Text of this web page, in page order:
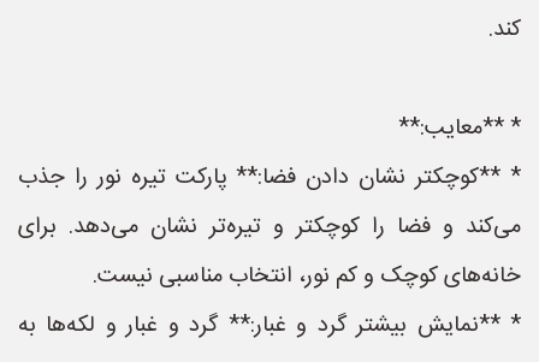
کند.
* **معایب:**
* **کوچکتر نشان دادن فضا:** پارکت تیره نور را جذب
می‌کند و فضا را کوچکتر و تیره‌تر نشان می‌دهد. برای
خانه‌های کوچک و کم نور، انتخاب مناسبی نیست.
* **نمایش بیشتر گرد و غبار:** گرد و غبار و لکه‌ها به